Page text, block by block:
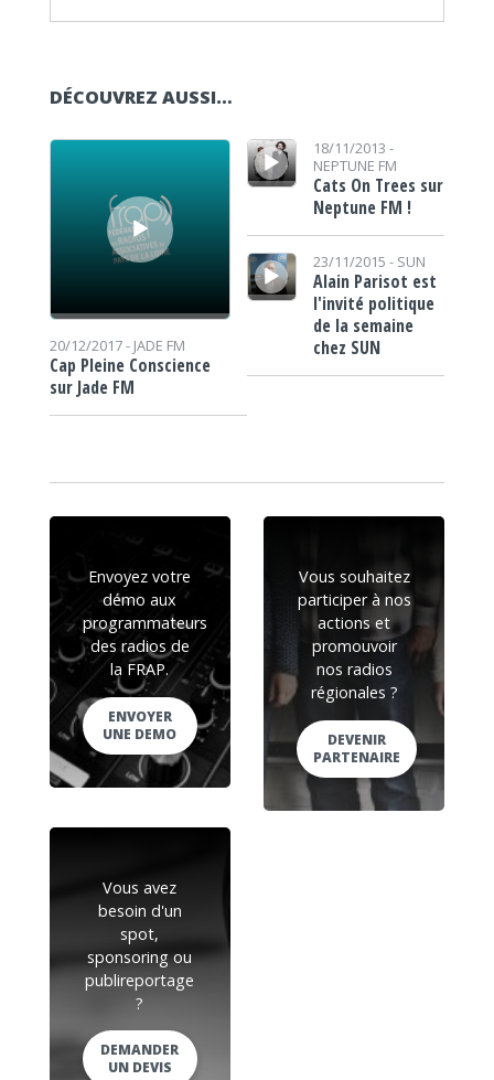
DÉCOUVREZ AUSSI…
Lecteur audio
20/12/2017 - JADE FM
Cap Pleine Conscience
sur Jade FM
Lecteur audio18/11/2013 -
NEPTUNE FM
Cats On Trees sur
Neptune FM !
Lecteur audio
23/11/2015 - SUN
Alain Parisot est
l'invité politique
de la semaine
chez SUN
Envoyez votre
démo aux
programmateurs
des radios de
la FRAP.
ENVOYER
UNE DEMO
Vous souhaitez
participer à nos
actions et
promouvoir
nos radios
régionales ?
DEVENIR
PARTENAIRE
Vous avez
besoin d'un
spot,
sponsoring ou
publireportage
?
DEMANDER
UN DEVIS